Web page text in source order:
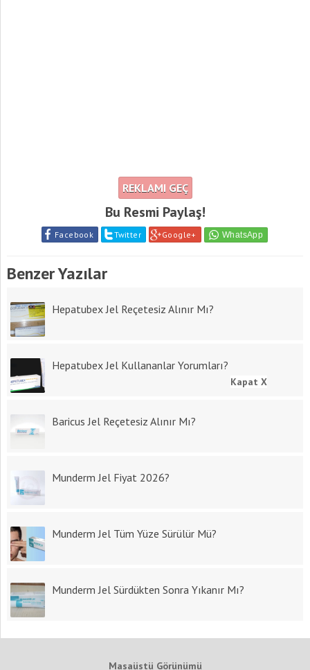
REKLAMI GEÇ
Bu Resmi Paylaş!
Facebook Twitter Google+
Benzer Yazılar
Hepatubex Jel Reçetesiz Alınır Mı?
Hepatubex Jel Kullananlar Yorumları?
Baricus Jel Reçetesiz Alınır Mı?
Munderm Jel Fiyat 2026?
Munderm Jel Tüm Yüze Sürülür Mü?
Munderm Jel Sürdükten Sonra Yıkanır Mı?
Masaüstü Görünümü
Kapat X